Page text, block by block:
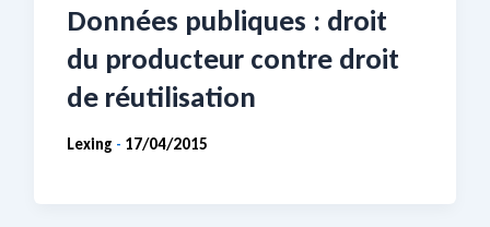
Données publiques : droit
du producteur contre droit
de réutilisation
Lexing - 17/04/2015